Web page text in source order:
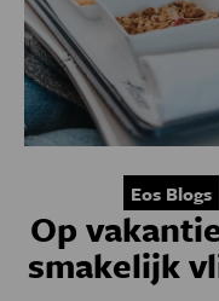
Eos Blogs
Op
smakelijk